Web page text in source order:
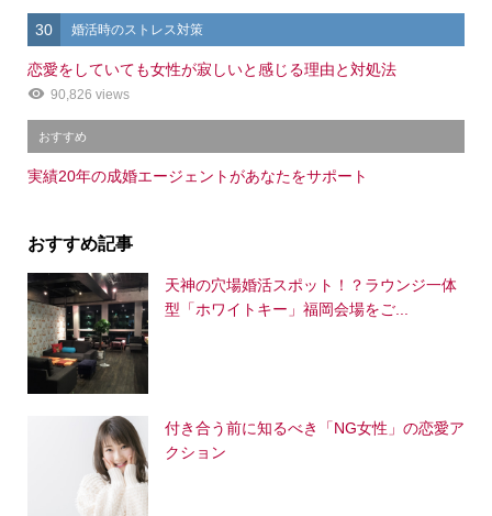
30 婚活時のストレス対策
恋愛をしていても女性が寂しいと感じる理由と対処法
90,826 views
おすすめ
実績20年の成婚エージェントがあなたをサポート
おすすめ記事
天神の穴場婚活スポット！？ラウンジ一体
型「ホワイトキー」福岡会場をご...
付き合う前に知るべき「NG女性」の恋愛ア
クション